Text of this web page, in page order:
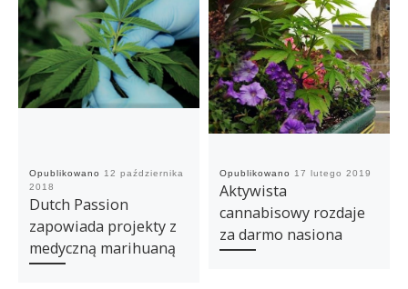
Opublikowano
12 października
2018
Dutch Passion
zapowiada projekty z
medyczną marihuaną
Opublikowano 17 lutego 2019
Aktywista
cannabisowy rozdaje
za darmo nasiona